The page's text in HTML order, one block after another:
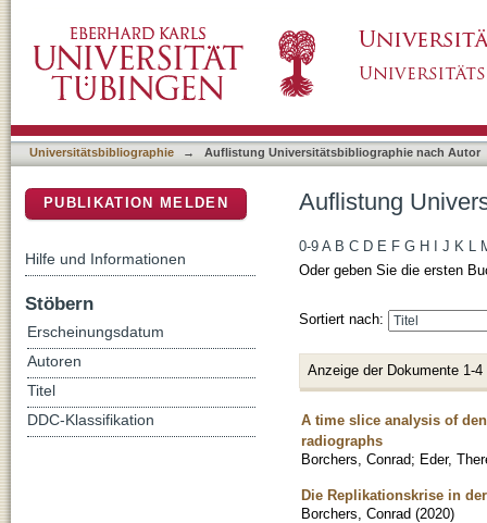
Universitätsbibliographie → Auflistung Universitätsbibliographie nach Autor
Auflistung
0-9 A B C D E F G H J K L
Oder geben Sie die ersten
Sortiert nach:
Anzeige der Dokumente 1-4
A time slice analysis of
radiographs
Borchers, Conrad; Eder,
Die Replikationskrise in
Borchers, Conrad (2020)
PUBLIKATION MELDEN
Hilfe und Informationen
Stöbern
Erscheinungsdatum
Autoren
Titel
DDC-Klassifikation